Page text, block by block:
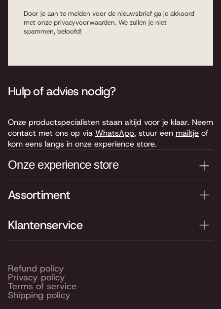
Door je aan te melden voor de nieuwsbrief ga je akkoord
met onze privacyvoorwaarden. We zullen je niet
spammen, beloofd!
Assortiment
Klantenservice
Hulp of advies nodig?
Onze productspecialisten staan altijd voor je klaar. Neem
contact met ons op via WhatsApp, stuur een mailtje of
kom eens langs in onze experience store.
Onze experience store
Je nieuwe instrument testen? Kom langs in onze winkel
Routebeschrijving
Openingstijden
Refund policy
Privacy policy
Terms of service
Shipping policy